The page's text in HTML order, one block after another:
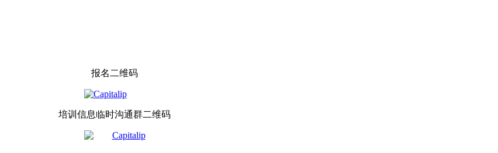
报名二维码
培训信息临时沟通群二维码